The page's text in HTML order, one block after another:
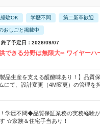
験OK 学歴不問 第二新卒歓迎
おしごと掲載中
了予定日：2026/09/07
できる分野は無限大∞ ワイヤーハ
製品生産を支える醍醐味あり！】品質
にて、設計変更（4M変更）の管理を
学歴不問◆品質保証業務の実務経験
☆家族＆住宅手当あり！